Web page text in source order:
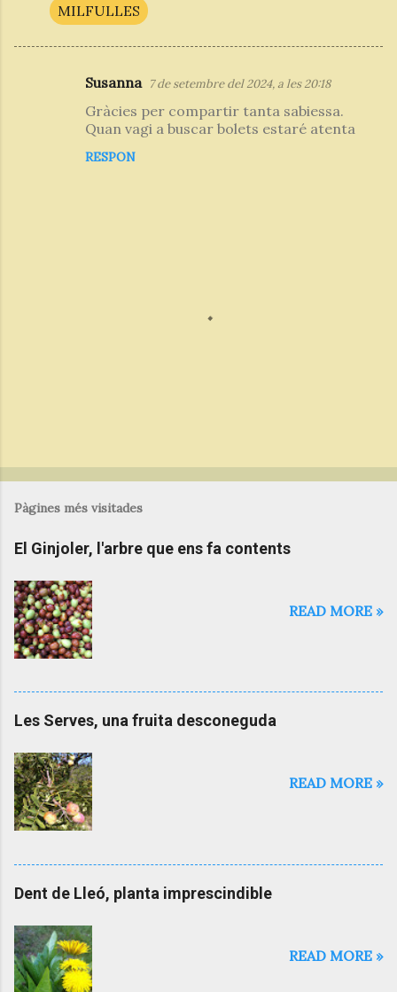
MILFULLES
Susanna 7 de setembre del 2024, a les 20:18
Gràcies per compartir tanta sabiessa.
Quan vagi a buscar bolets estaré atenta
RESPON
P
u
b
l
c
u
n
c
o
m
n
a
i
a
l
'
e
t
r
d
a
Pàgines més visitades
El Ginjoler, l'arbre que ens fa contents
READ MORE »
Les Serves, una fruita desconeguda
READ MORE »
Dent de Lleó, planta imprescindible
READ MORE »